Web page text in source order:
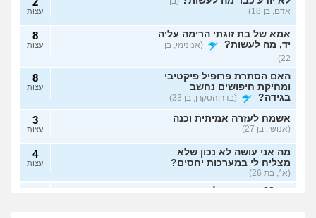
אדם, בן 18)
עצות
אמא של בת זוגתי הרימה עליה
יד, מה לעשות?
(אנונימי, בן
22)
8
עצות
האם הסתרת פרופיל פיקטיבי
ומחיקת חיפושים נחשב
בגידה?
(בדרןהסקרן, בן 33)
8
עצות
אשמח לעזרה אמיתית וכנה
(אנושי, בן 27)
3
עצות
מה אני עושה לא נכון שלא
מצליח לי במערכות יחסים?
(א׳, בת 26)
4
עצות
בת 28 ואף פעם לא הייתי
בדייט ראשון?
(רווקה, בת 28)
6
אבא של בעלי מסתכל
מה לעשות?
האם להתגרש בשביל
ריגוש?